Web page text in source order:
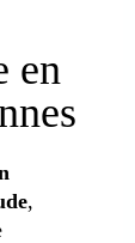
en
,